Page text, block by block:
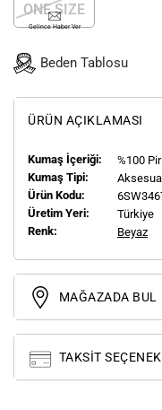
ONE SIZE
Gelince Haber Ver
Beden Tablosu
ÜRÜN AÇIKLAMASI
Kumaş İçeriği:
%100
Kumaş Tipi:
Ürün Kodu:
Üretim Yeri:
Türkiye
Renk:
Beyaz
MAĞAZADA BUL
TAKSIT